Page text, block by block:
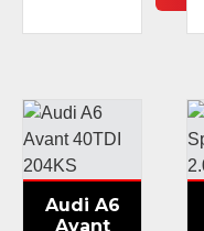
Audi A6
Avant